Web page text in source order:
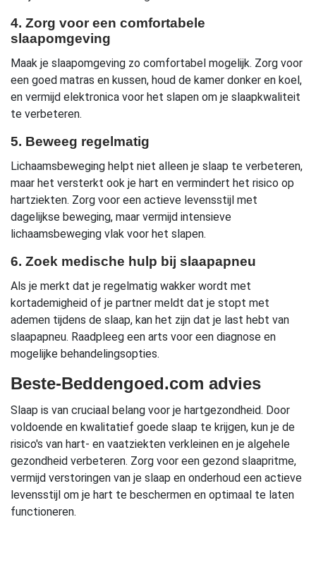
4. Zorg voor een comfortabele
slaapomgeving
Maak je slaapomgeving zo comfortabel mogelijk. Zorg voor
een goed matras en kussen, houd de kamer donker en koel,
en vermijd elektronica voor het slapen om je slaapkwaliteit
te verbeteren.
5. Beweeg regelmatig
Lichaamsbeweging helpt niet alleen je slaap te verbeteren,
maar het versterkt ook je hart en vermindert het risico op
hartziekten. Zorg voor een actieve levensstijl met
dagelijkse beweging, maar vermijd intensieve
lichaamsbeweging vlak voor het slapen.
6. Zoek medische hulp bij slaapapneu
Als je merkt dat je regelmatig wakker wordt met
kortademigheid of je partner meldt dat je stopt met
ademen tijdens de slaap, kan het zijn dat je last hebt van
slaapapneu. Raadpleeg een arts voor een diagnose en
mogelijke behandelingsopties.
Beste-Beddengoed.com advies
Slaap is van cruciaal belang voor je hartgezondheid. Door
voldoende en kwalitatief goede slaap te krijgen, kun je de
risico's van hart- en vaatziekten verkleinen en je algehele
gezondheid verbeteren. Zorg voor een gezond slaapritme,
vermijd verstoringen van je slaap en onderhoud een actieve
levensstijl om je hart te beschermen en optimaal te laten
functioneren.